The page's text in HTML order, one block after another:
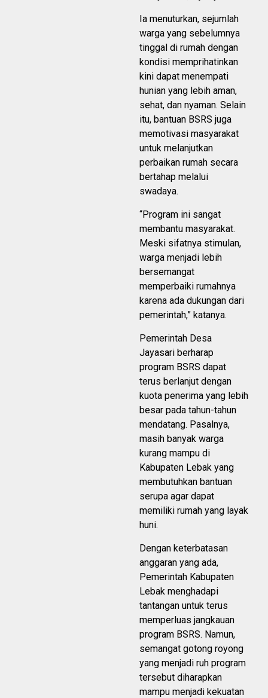
Ia menuturkan, sejumlah
warga yang sebelumnya
tinggal di rumah dengan
kondisi memprihatinkan
kini dapat menempati
hunian yang lebih aman,
sehat, dan nyaman. Selain
itu, bantuan BSRS juga
memotivasi masyarakat
untuk melanjutkan
perbaikan rumah secara
bertahap melalui
swadaya.
“Program ini sangat
membantu masyarakat.
Meski sifatnya stimulan,
warga menjadi lebih
bersemangat
memperbaiki rumahnya
karena ada dukungan dari
pemerintah,” katanya.
Pemerintah Desa
Jayasari berharap
program BSRS dapat
terus berlanjut dengan
kuota penerima yang lebih
besar pada tahun-tahun
mendatang. Pasalnya,
masih banyak warga
kurang mampu di
Kabupaten Lebak yang
membutuhkan bantuan
serupa agar dapat
memiliki rumah yang layak
huni.
Dengan keterbatasan
anggaran yang ada,
Pemerintah Kabupaten
Lebak menghadapi
tantangan untuk terus
memperluas jangkauan
program BSRS. Namun,
semangat gotong royong
yang menjadi ruh program
tersebut diharapkan
mampu menjadi kekuatan